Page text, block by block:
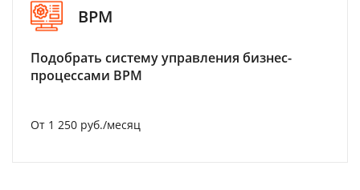
BPM
Подобрать систему управления бизнес-
процессами BPM
От 1 250 руб./месяц